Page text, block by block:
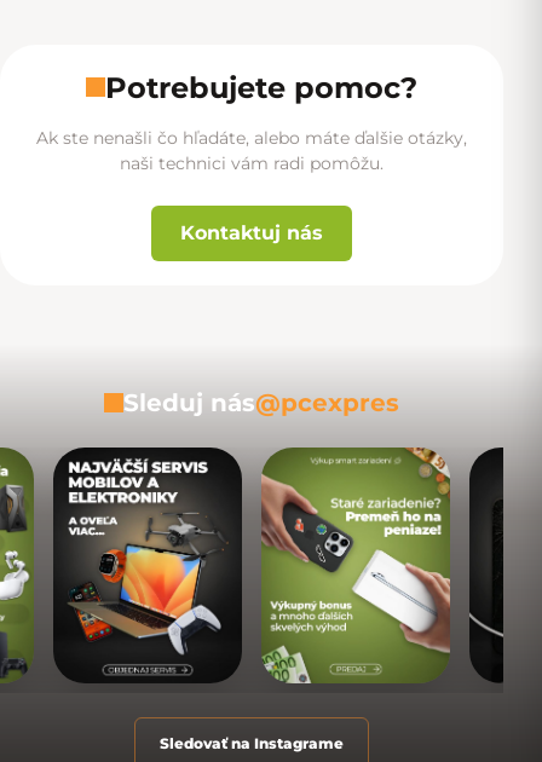
Potrebujete pomoc?
Ak ste nenašli čo hľadáte, alebo máte ďalšie otázky,
naši technici vám radi pomôžu.
Kontaktuj nás
Sleduj nás@pcexpres
Sledovať na Instagrame